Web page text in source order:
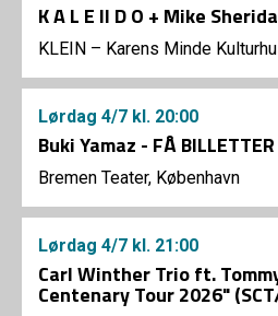
K A L E II D O + Mike
KLEIN – Karens Minde
Lørdag 4/7 kl. 20:00
Buki Yamaz - FÅ BILLETTER
Bremen Teater, København
Lørdag 4/7 kl. 21:00
Carl Winther Trio ft.
Centenary Tour 2026"